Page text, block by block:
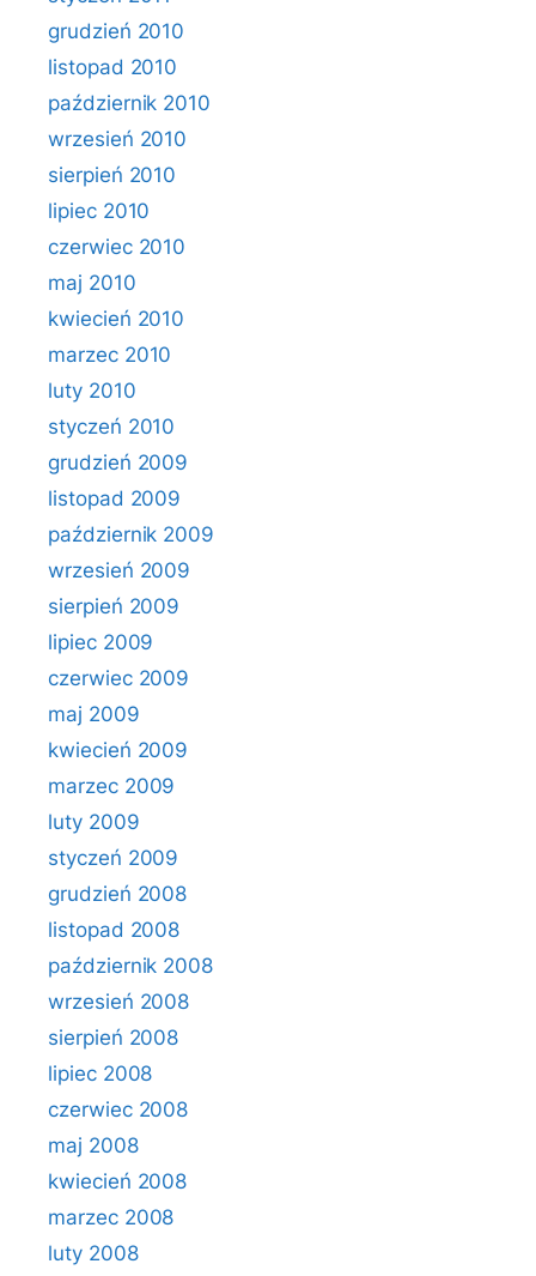
grudzień 2010
listopad 2010
październik 2010
wrzesień 2010
sierpień 2010
lipiec 2010
czerwiec 2010
maj 2010
kwiecień 2010
marzec 2010
luty 2010
styczeń 2010
grudzień 2009
listopad 2009
październik 2009
wrzesień 2009
sierpień 2009
lipiec 2009
czerwiec 2009
maj 2009
kwiecień 2009
marzec 2009
luty 2009
styczeń 2009
grudzień 2008
listopad 2008
październik 2008
wrzesień 2008
sierpień 2008
lipiec 2008
czerwiec 2008
maj 2008
kwiecień 2008
marzec 2008
luty 2008